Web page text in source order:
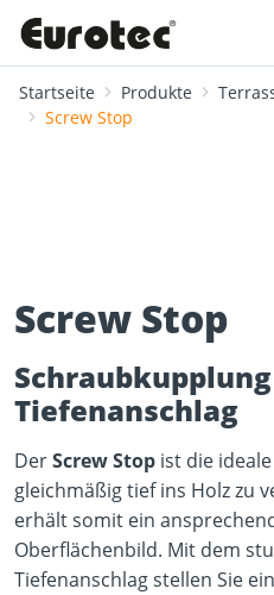
Startseite Produkte
Screw Stop
Screw Stop
Tiefenanschlag
DerScrew Stop ist die
gleichmäßig tief ins Holz zu
erhält somit ein
Oberflächenbild. Mit dem
Tiefenanschlag stellen Sie